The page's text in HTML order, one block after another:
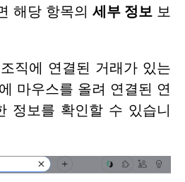
해당 항목의 세부 정보 보
직에 연결된 거래가 있는
마우스를 올려 연결된 연
정보를 확인할 수 있습니